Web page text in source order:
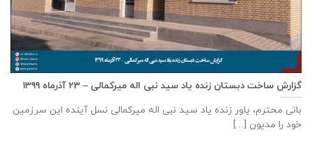
گزارش ساخت دبستان زنده ياد سيد نبی اله ميركمالی – ۲۳ آذر‌ماه ۱۳۹۹
بانی محترم، یاور زنده ياد سيد نبی اله ميركمالی نسل آینده این سرزمین
خود را مدیون [...]